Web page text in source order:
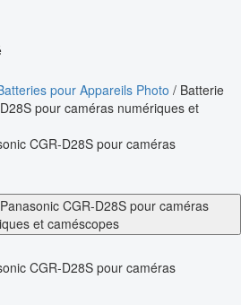
pour Appareils Photo / Batterie
pour caméras numériques et